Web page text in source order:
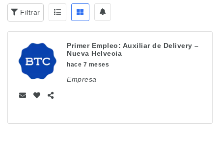
Filtrar
Primer Empleo: Auxiliar de Delivery –
Nueva Helvecia
hace 7 meses
Empresa